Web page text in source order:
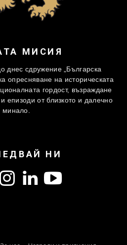
МИСИЯ
днес сдружение „Българска
опресняване на историческата
гордост, възраждане
епизоди от близкото и далечно
минало.
НИ